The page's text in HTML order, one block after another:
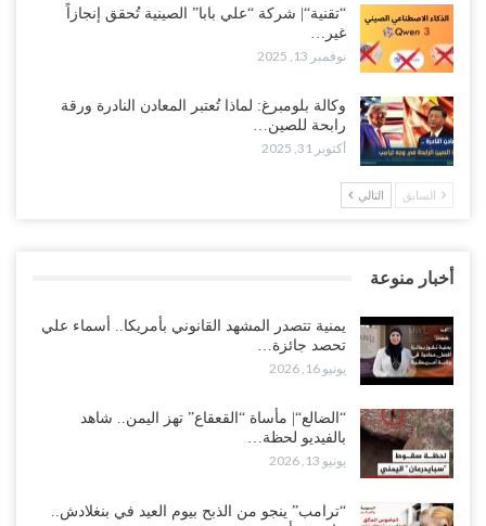
“تقنية“| شركة “علي بابا” الصينية تُحقق إنجازاً
غير…
نوفمبر 13, 2025
وكالة بلومبرغ: لماذا تُعتبر المعادن النادرة ورقة
رابحة للصين…
أكتوبر 31, 2025
السابق التالي
أخبار منوعة
يمنية تتصدر المشهد القانوني بأمريكا.. أسماء علي
تحصد جائزة…
يونيو 16, 2026
“الضالع“| مأساة “القعقاع” تهز اليمن.. شاهد
بالفيديو لحظة…
يونيو 13, 2026
“ترامب” ينجو من الذبح بيوم العيد في بنغلادش..